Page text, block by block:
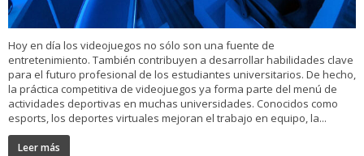
Hoy en día los videojuegos no sólo son una fuente de
entretenimiento. También contribuyen a desarrollar habilidades clave
para el futuro profesional de los estudiantes universitarios. De hecho,
la práctica competitiva de videojuegos ya forma parte del menú de
actividades deportivas en muchas universidades. Conocidos como
esports, los deportes virtuales mejoran el trabajo en equipo, la...
Leer más